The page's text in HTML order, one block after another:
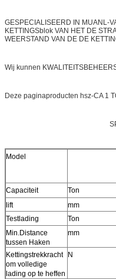
GESPECIALISEERD IN MUANL-
KETTINGSblok VAN HET DE
WEERSTAND VAN DE DE
Wij kunnen
Deze paginaproducten hsz-CA 1
Model
Capaciteit Ton
lift
mm
Testlading
Ton
Min.Distance
tussen Haken
mm
Kettingstrekkracht
om volledige
lading op te heffen
N